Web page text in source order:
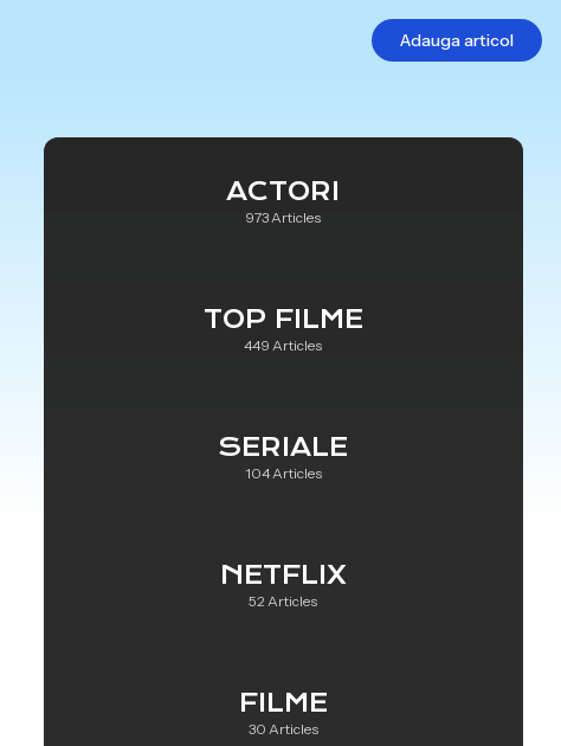
Adauga articol
ACTORI
973 Articles
TOP FILME
449 Articles
SERIALE
104 Articles
NETFLIX
52 Articles
FILME
30 Articles